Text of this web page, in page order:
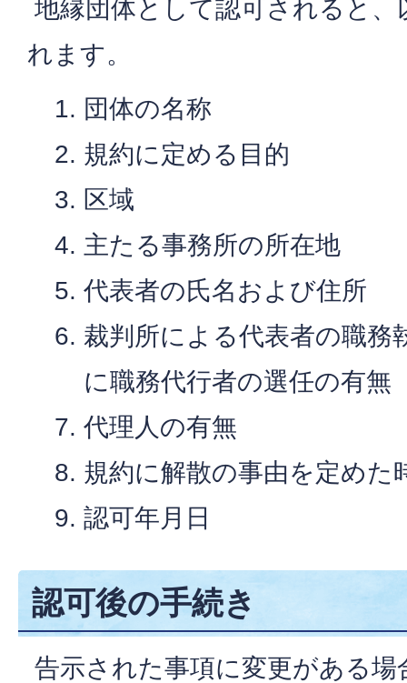
地縁団体として認可されると、
れます。
団体の名称
規約に定める目的
区域
主たる事務所の所在地
代表者の氏名および住所
裁判所による代表者の職務
に職務代行者の選任の有無
代理人の有無
規約に解散の事由を定めた
認可年月日
認可後の手続き
告示された事項に変更がある